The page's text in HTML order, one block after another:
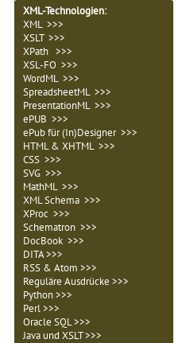
XML-Technologien:
XML >>>
XSLT >>>
XPath >>>
XSL-FO >>>
WordML >>>
SpreadsheetML >>>
PresentationML >>>
ePUB >>>
ePub für (In)Designer >>>
HTML & XHTML >>>
CSS >>>
SVG >>>
MathML >>>
XML Schema >>>
XProc >>>
Schematron >>>
DocBook >>>
DITA >>>
RSS & Atom >>>
Reguläre Ausdrücke >>>
Python >>>
Perl >>>
Oracle SQL >>>
Java und XSLT >>>